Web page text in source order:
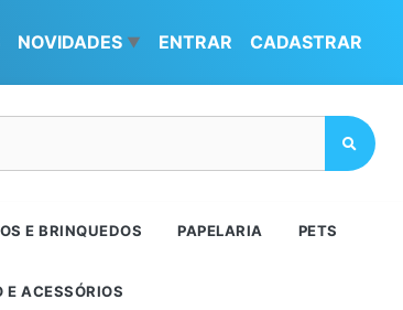
NOVIDADES ▼ ENTRAR CADASTRAR
E BRINQUEDOS PAPELARIA PETS
E ACESSÓRIOS